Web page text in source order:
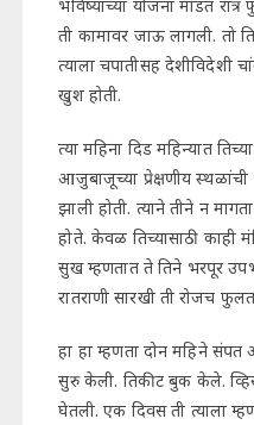
भविष्याच्या योजना मांडत
ती कामावर जाऊ लागली. तो
त्याला चपातीसह देशीविदेशी
खुश होती.
त्या महिना दिड महिन्यात
आजुबाजूच्या प्रेक्षणीय स्थळांची
झाली होती. त्याने तीने न
होते. केवळ तिच्यासाठी काही
सुख म्हणतात ते तिने भरपूर
रातराणी सारखी ती रोजच
हा हा म्हणता दोन महिने संपत
सुरु केली. तिकीट बुक केले.
घेतली. एक दिवस ती त्याला